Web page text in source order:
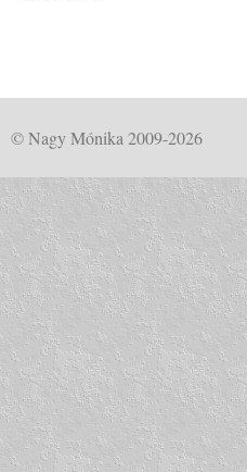
© Nagy Mónika 2009-2026